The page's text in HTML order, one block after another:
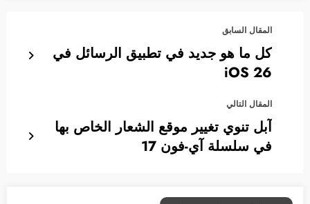
المقال السابق
كل ما هو جديد في تطبيق الرسائل في
iOS 26
المقال التالي
آبل تنوي تغيير موقع الشعار الخاص بها
في سلسلة آي-فون 17